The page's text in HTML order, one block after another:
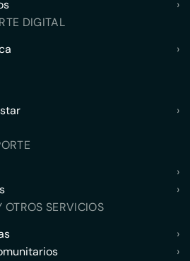
›
DIGITAL
›
›
›
›
OTROS SERVICIOS
›
›